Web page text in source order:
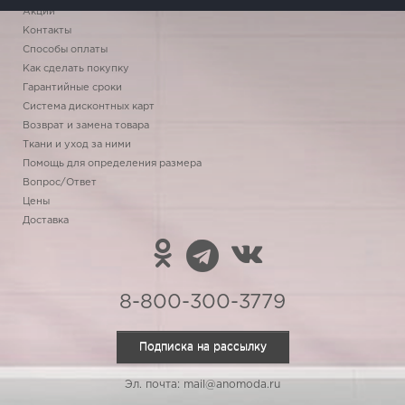
Акции
Контакты
Способы оплаты
Как сделать покупку
Гарантийные сроки
Система дисконтных карт
Возврат и замена товара
Ткани и уход за ними
Помощь для определения размера
Вопрос/Ответ
Цены
Доставка
8-800-300-3779
Подписка на рассылку
Эл. почта: mail@anomoda.ru